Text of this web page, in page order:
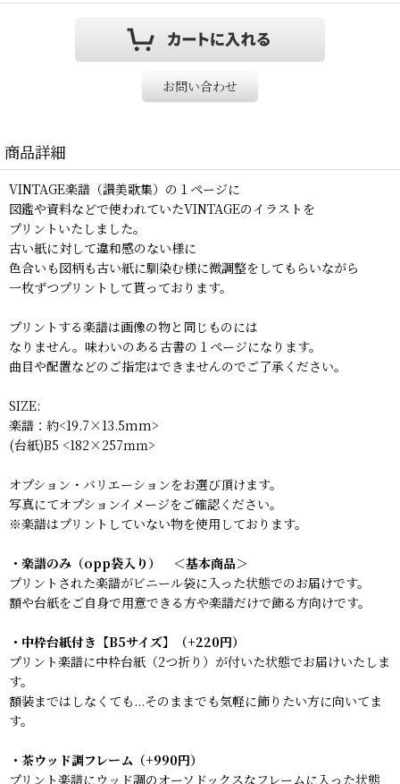
お問い合わせ
商品詳細
VINTAGE楽譜（讃美歌集）の１ページに
図鑑や資料などで使われていたVINTAGEのイラストを
プリントいたしました。
古い紙に対して違和感のない様に
色合いも図柄も古い紙に馴染む様に微調整をしてもらいながら
一枚ずつプリントして貰っております。
プリントする楽譜は画像の物と同じものには
なりません。味わいのある古書の１ページになります。
曲目や配置などのご指定はできませんのでご了承ください。
SIZE:
楽譜：約<19.7×13.5mm>
(台紙)B5 <182×257ｍｍ>
オプション・バリエーションをお選び頂けます。
写真にてオプションイメージをご確認ください。
※楽譜はプリントしていない物を使用しております。
・楽譜のみ（opp袋入り） ＜基本商品＞
プリントされた楽譜がビニール袋に入った状態でのお届けです。
額や台紙をご自身で用意できる方や楽譜だけで飾る方向けです。
・中枠台紙付き【B5サイズ】（+220円）
プリント楽譜に中枠台紙（2つ折り）が付いた状態でお届けいたしま
す。
額装まではしなくても...そのままでも気軽に飾りたい方に向いてま
す。
・茶ウッド調フレーム（+990円）
プリント楽譜にウッド調のオーソドックスなフレームに入った状態